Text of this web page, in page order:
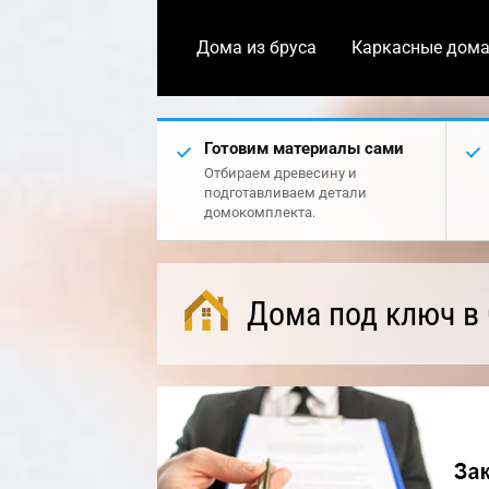
Дома из бруса Каркасные дома
Готовим материалы сами
Отбираем древесину и
подготавливаем детали
домокомплекта.
Дома под ключ в